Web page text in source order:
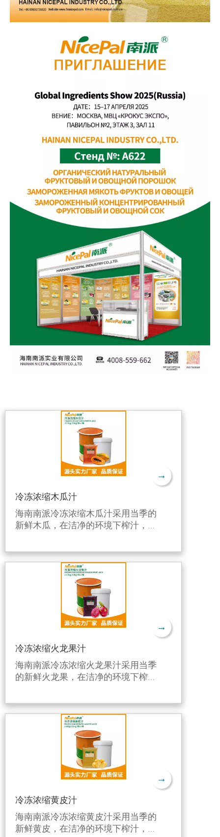
→
冷冻浓缩木瓜汁
海南南派冷冻浓缩木瓜汁采用当季的
新鲜木瓜，在洁净的环境下榨汁，利
冻，有效保留了木瓜的新鲜风味和营
→
冷冻浓缩火龙果汁
海南南派冷冻浓缩火龙果汁采用当季
的新鲜火龙果，在洁净的环境下榨
缩后，并在-38℃快速急冻后在-18℃
下冷冻，有效保留了火龙果的新鲜风
味和营养成分。
→
冷冻浓缩黄皮汁
海南南派冷冻浓缩黄皮汁采用当季的
新鲜黄皮，在洁净的环境下榨汁，利